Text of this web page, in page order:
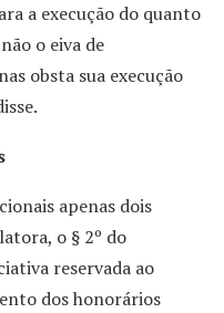
a execução do quanto
o eiva de
obsta sua execução
apenas dois
o § 2º do
reservada ao
dos honorários